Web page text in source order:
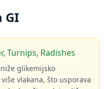
GI
Turnips, Radishes
glikemijsko
vlakana, što usporava